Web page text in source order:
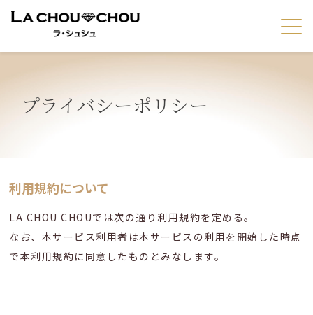
プライバシーポリシー
利用規約について
LA CHOU CHOUでは次の通り利用規約を定める。
なお、本サービス利用者は本サービスの利用を開始した時点
で本利用規約に同意したものとみなします。